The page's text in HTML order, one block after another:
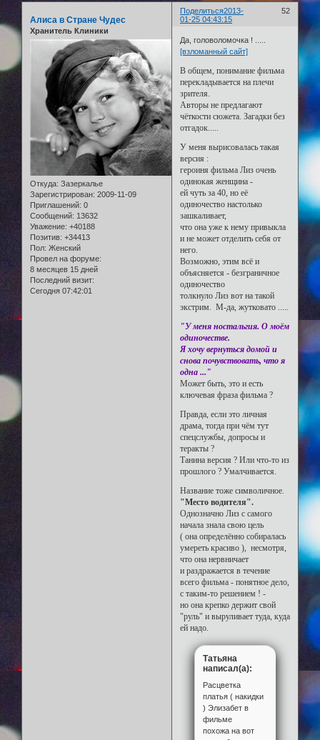
Поделиться 52
2013-
01-25 04:43:15
Алиса в Стране Чудес
Хранитель Клиники
Откуда: Зазеркалье
Зарегистрирован: 2009-11-09
Приглашений: 0
Сообщений: 13632
Уважение: +40188
Позитив: +34413
Пол: Женский
Провел на форуме:
8 месяцев 15 дней
Последний визит:
Сегодня 07:42:01
Да, головоломочка ! .....
[взломанный сайт]
В общем, понимание фильма
перекладывается на плечи
зрителя.
Авторы не предлагают
чёткости сюжета. Загадки без
отгадок.....
У меня вырисовалась такая
версия :
героиня фильма Лиз очень
одинокая женщина -
ей чуть за 40, но её
одиночество настолько
зашкаливает,
что она уже к нему привыкла
и не может отделить себя от
него.
Возможно, этим всё и
объясняется - безграничное
одиночество
толкнуло Лиз вот на такой
экстрим. М-да, жутковато .....
"У меня ностальгия. О моём
одиночестве.
Я хочу вернуться домой и
снова почувствовать, что я
одна ..."
Может быть, это и есть
ключевая фраза фильма ?
Правда, если это личная
драма, тогда при чём тут
спецслужбы, допросы и
теракты ?
Танина версия ? Или что-то из
прошлого ? Умалчивается.
Название тоже символичное.
"Место водителя".
Однозначно Лиз с самого
начала знала свою цель
( она определённо собиралась
умереть красиво ), несмотря,
что она нервничает
и раздражается в течение
всего фильма - понятное дело,
с таким-то решением ! -
но она крепко держит свой
"руль" и выруливает туда, куда
ей надо.
Татьяна
написал(а):
Расцветка
платья ( накидки
) Элизабет в
фильме
похожа на вот